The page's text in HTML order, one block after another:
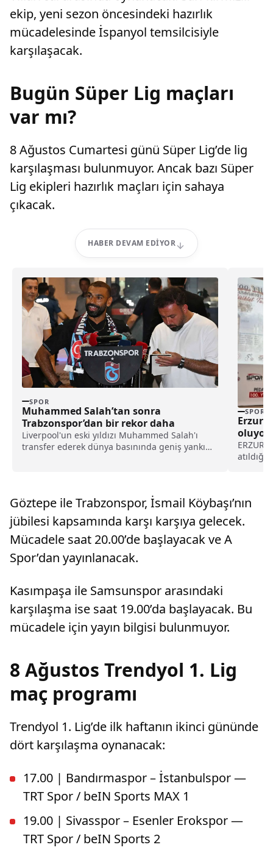
ekip, yeni sezon öncesindeki hazırlık
mücadelesinde İspanyol temsilcisiyle
karşılaşacak.
Bugün Süper Lig maçları
var mı?
8 Ağustos Cumartesi günü Süper Lig’de lig
karşılaşması bulunmuyor. Ancak bazı Süper
Lig ekipleri hazırlık maçları için sahaya
çıkacak.
HABER DEVAM EDIYOR
SPOR
Muhammed Salah’tan sonra
Trabzonspor’dan bir rekor daha
Liverpool'un eski yıldızı Muhammed Salah'ı
transfer ederek dünya basınında geniş yankı
SPOR
oluyor
Göztepe ile Trabzonspor, İsmail Köybaşı’nın
jübilesi kapsamında karşı karşıya gelecek.
Mücadele saat 20.00’de başlayacak ve A
Spor’dan yayınlanacak.
Kasımpaşa ile Samsunspor arasındaki
karşılaşma ise saat 19.00’da başlayacak. Bu
mücadele için yayın bilgisi bulunmuyor.
8 Ağustos Trendyol 1. Lig
maç programı
Trendyol 1. Lig’de ilk haftanın ikinci gününde
dört karşılaşma oynanacak:
17.00 | Bandırmaspor – İstanbulspor —
TRT Spor / beIN Sports MAX 1
19.00 | Sivasspor – Esenler Erokspor —
TRT Spor / beIN Sports 2